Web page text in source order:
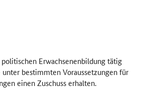
Erwachsenenbildung tätig
unter bestimmten Voraussetzungen für
einen Zuschuss erhalten.